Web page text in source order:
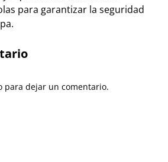
para garantizar la seguridad
para dejar un comentario.